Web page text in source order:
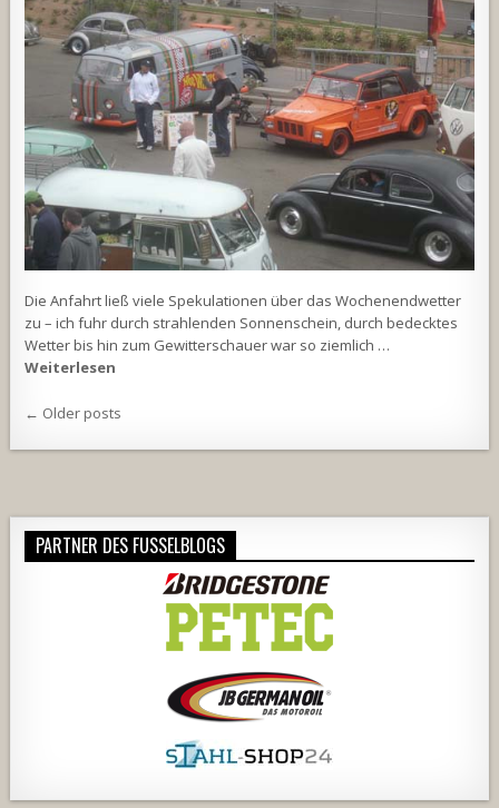
Die Anfahrt ließ viele Spekulationen über das Wochenendwetter
zu – ich fuhr durch strahlenden Sonnenschein, durch bedecktes
Wetter bis hin zum Gewitterschauer war so ziemlich …
Weiterlesen
Beitragsnavigation
← Older posts
PARTNER DES FUSSELBLOGS